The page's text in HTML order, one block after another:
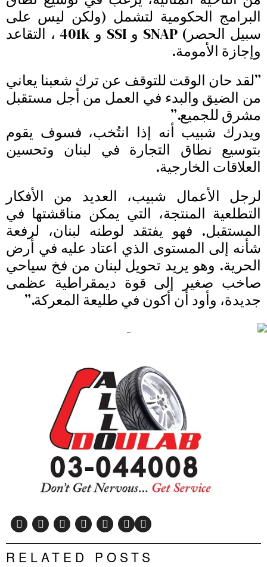
البرامج الحكومية لتشمل (ولكن ليس على
سبيل الحصر) SNAP و SSI و 401k ، التقاعد
وإجازة الأمومة.
”لقد حان الوقت للتوقف عن ترك شعبنا يعاني
من الضيق والبدء في العمل من أجل مستقبل
مشرق للجميع.”
ويدرك شبيب أنه إذا انتُخب، فسوف يقوم
بتوسيع نطاق التجارة في لبنان وتحسين
العلاقات الخارجية.
لرجل الأعمال شبيب، العديد من الأفكار
التطلعية المنتجة، التي يمكن مناقشتها في
المستقبل. فهو يفتقد لوطنه لبنان، لرفعة
شأنه إلى المستوى الذي اعتاد عليه في أرض
الحرية. وهو يريد تحويل لبنان من فخ سياحي
صاخب صغير إلى قوة ديمقراطية عظمى
جديدة، وأود أن أكون في طليعة المعركة.”
RELATED POSTS